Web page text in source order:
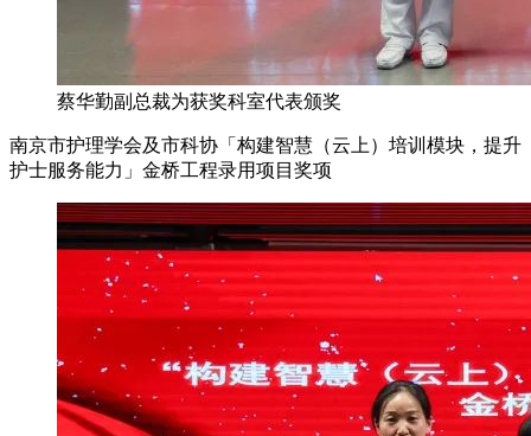
蔡华勤副总裁为获奖科室代表颁奖
南京市护理学会及市科协「构建智慧（云上）培训模块，提升
护士服务能力」金桥工程录用项目奖项